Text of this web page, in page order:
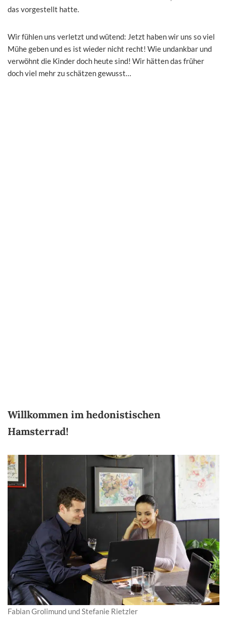
das vorgestellt hatte.
Wir fühlen uns verletzt und wütend: Jetzt haben wir uns so viel
Mühe geben und es ist wieder nicht recht! Wie undankbar und
verwöhnt die Kinder doch heute sind! Wir hätten das früher
doch viel mehr zu schätzen gewusst…
Willkommen im hedonistischen
Hamsterrad!
Fabian Grolimund und Stefanie Rietzler